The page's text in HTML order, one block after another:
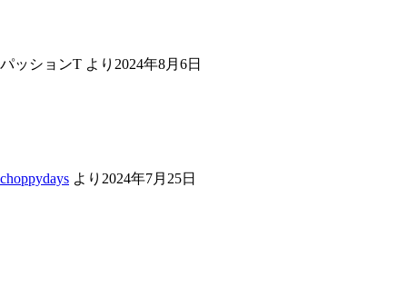
パッションT より 2024年8月6日
choppydays より 2024年7月25日